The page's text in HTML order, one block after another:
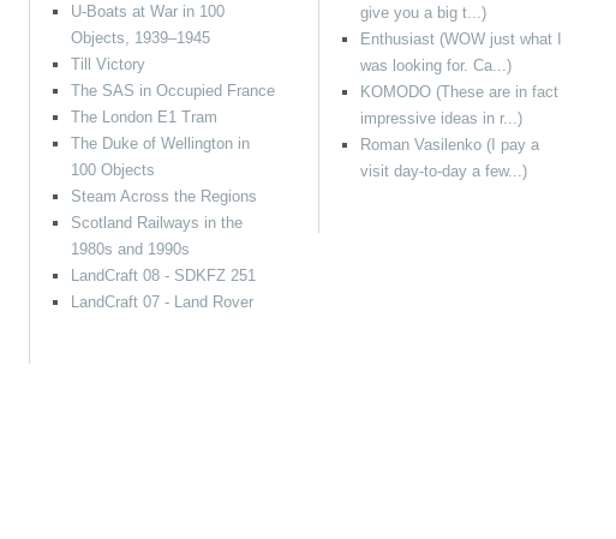
give you a big t...)
Enthusiast (WOW just what I
was looking for. Ca...)
KOMODO (These are in fact
impressive ideas in r...)
Roman Vasilenko (I pay a
visit day-to-day a few...)
U-Boats at War in 100
Objects, 1939–1945
Till Victory
The SAS in Occupied France
The London E1 Tram
The Duke of Wellington in
100 Objects
Steam Across the Regions
Scotland Railways in the
1980s and 1990s
LandCraft 08 - SDKFZ 251
LandCraft 07 - Land Rover